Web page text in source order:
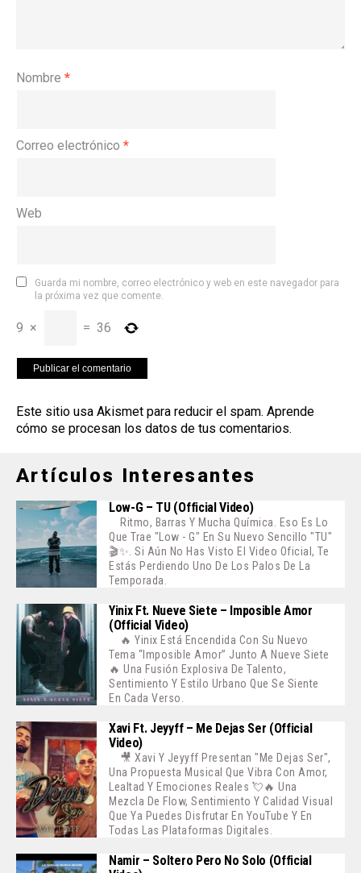
Nombre *
Correo electrónico *
Web
Guarda mi nombre, correo electrónico y web en este navegador para
la próxima vez que comente.
9 × = 36
Este sitio usa Akismet para reducir el spam. Aprende
cómo se procesan los datos de tus comentarios.
Artículos Interesantes
Low-G – TU (Official Video)
Ritmo, Barras Y Mucha Química. Eso Es Lo
Que Trae "Low - G" En Su Nuevo Sencillo "TU"
🎬✨. Si Aún No Has Visto El Video Oficial, Te
Estás Perdiendo Uno De Los Palos De La
Temporada.
Yinix Ft. Nueve Siete – Imposible Amor
(Official Video)
🔥 Yinix Está Encendida Con Su Nuevo
Tema “Imposible Amor” Junto A Nueve Siete
🔥 Una Fusión Explosiva De Talento,
Sentimiento Y Estilo Urbano Que Se Siente
En Cada Verso.
Xavi Ft. Jeyyff – Me Dejas Ser (Official
Video)
🎥 Xavi Y Jeyyff Presentan "Me Dejas Ser",
Una Propuesta Musical Que Vibra Con Amor,
Lealtad Y Emociones Reales 💘🔥 Una
Mezcla De Flow, Sentimiento Y Calidad Visual
Que Ya Puedes Disfrutar En YouTube Y En
Todas Las Plataformas Digitales.
Namir – Soltero Pero No Solo (Official